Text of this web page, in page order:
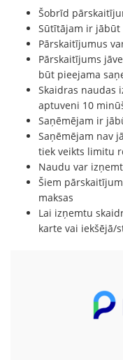
Šobrīd
Sūtītājam ir jābūt
Pārskaitījumus
Pārskaitījums
būt pieejama
Skaidras naudas
aptuveni 10
Saņēmējam ir
Saņēmējam nav
tiek veikts limitu
Naudu var
Šiem
maksas
Lai izņemtu
karte vai iekšējā/